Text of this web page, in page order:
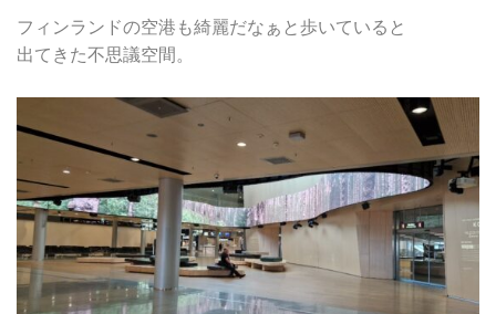
フィンランドの空港も綺麗だなぁと歩いていると
出てきた不思議空間。